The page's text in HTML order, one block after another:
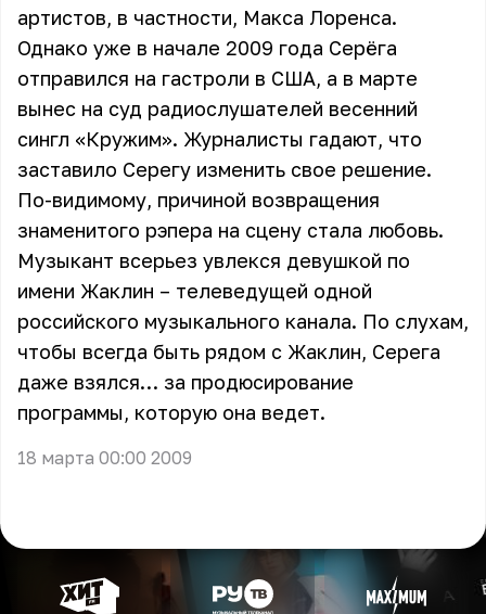
артистов, в частности, Макса Лоренса.
Однако уже в начале 2009 года Серёга
отправился на гастроли в США, а в марте
вынес на суд радиослушателей весенний
сингл «Кружим». Журналисты гадают, что
заставило Серегу изменить свое решение.
По-видимому, причиной возвращения
знаменитого рэпера на сцену стала любовь.
Музыкант всерьез увлекся девушкой по
имени Жаклин – телеведущей одной
российского музыкального канала. По слухам,
чтобы всегда быть рядом с Жаклин, Серега
даже взялся… за продюсирование
программы, которую она ведет.
18 марта 00:00 2009